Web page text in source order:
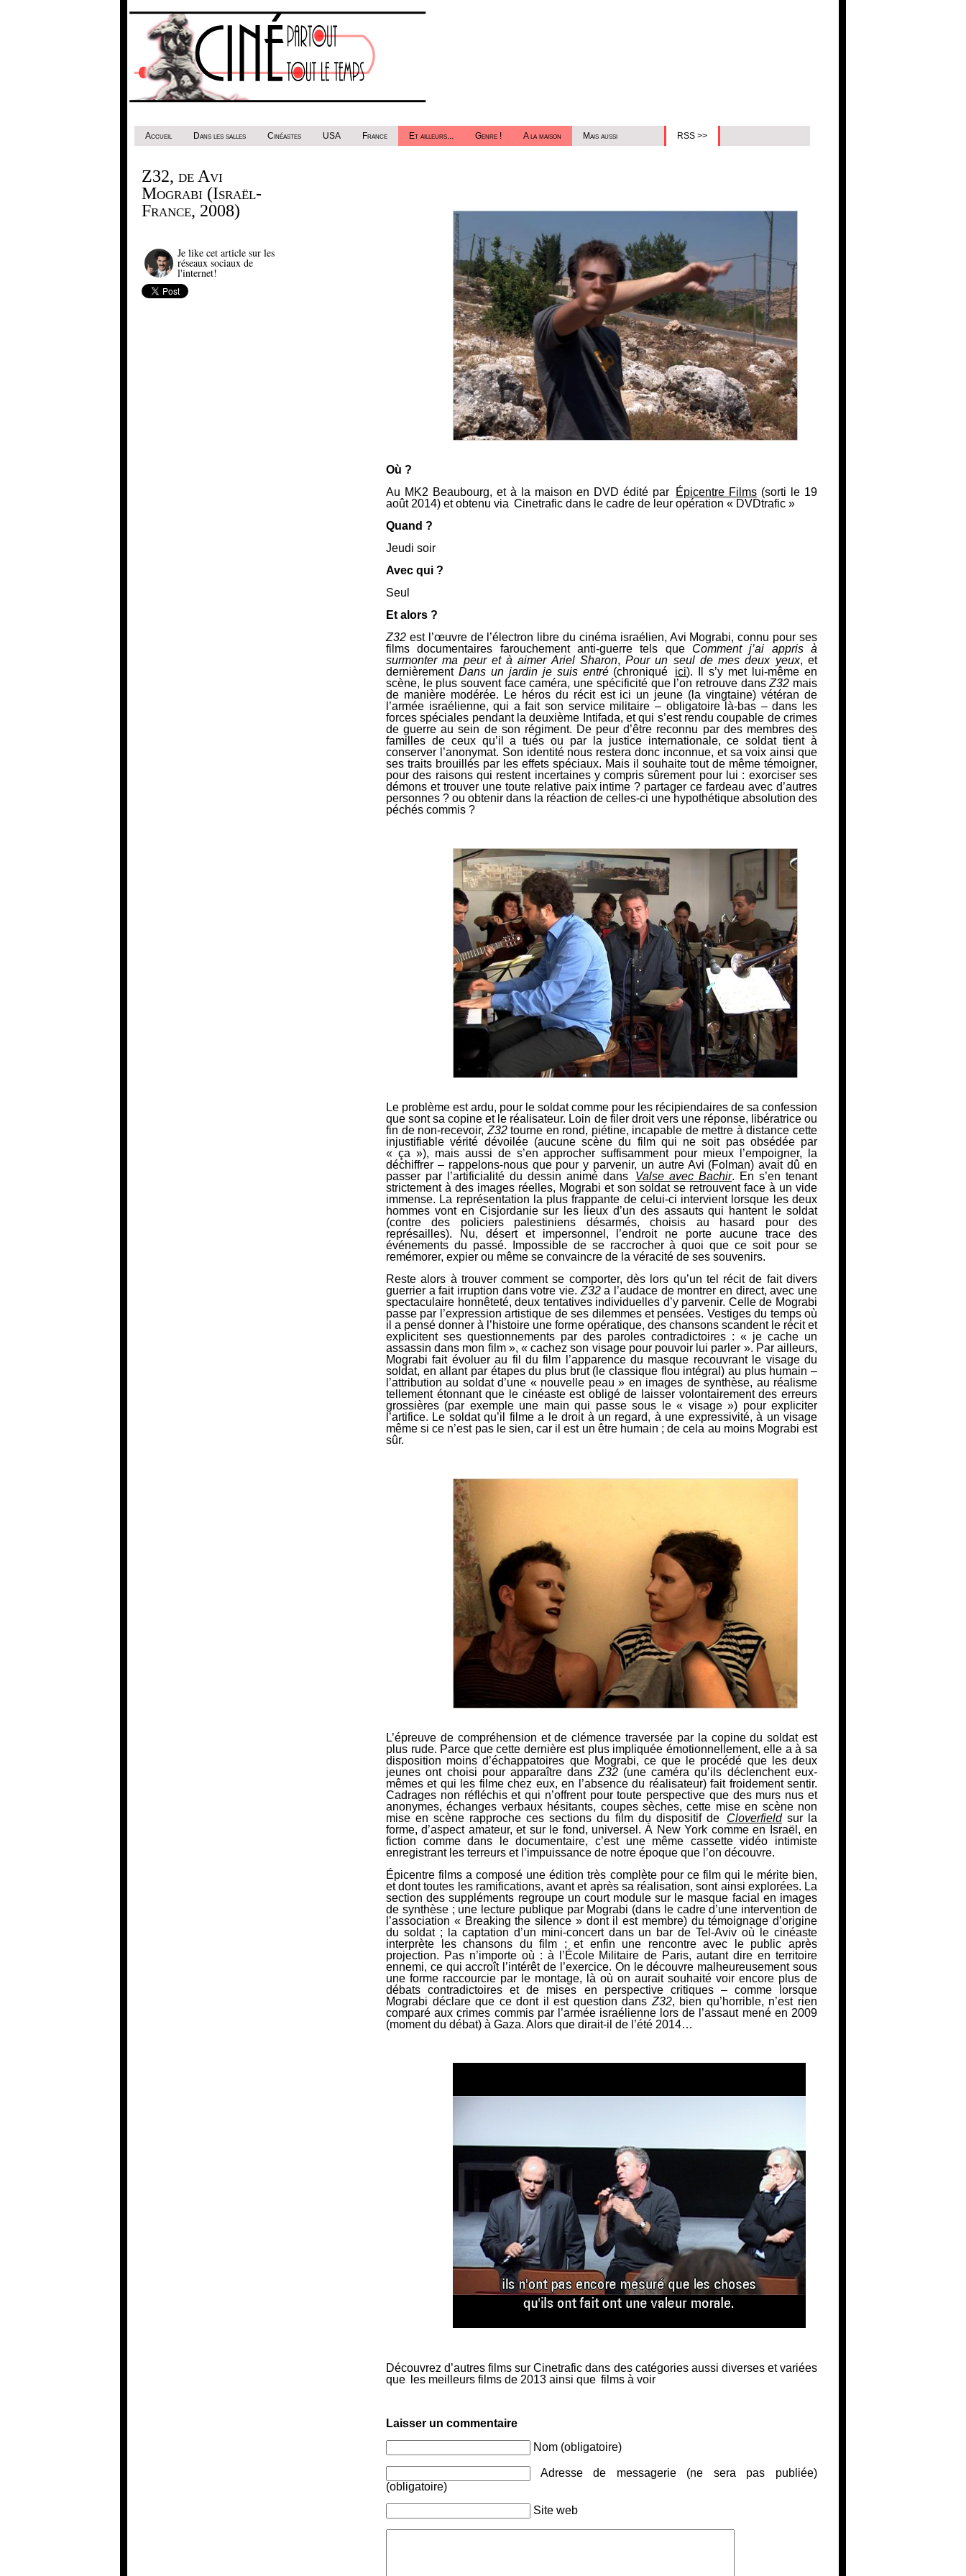
Accueil Dans les salles Cinéastes USA France Et ailleurs... Genre ! A la maison Mais aussi RSS >>
Z32, de Avi
Mograbi (Israël-
France, 2008)
Je like cet article sur les
réseaux sociaux de
l'internet!
Où ?
Au MK2 Beaubourg, et à la maison en DVD édité par
Épicentre Films (sorti le 19
août 2014) et obtenu via Cinetrafic dans le cadre de leur opération « DVDtrafic »
Quand ?
Jeudi soir
Avec qui ?
Seul
Et alors ?
Z32 est l’œuvre de l’électron libre du cinéma israélien, Avi Mograbi, connu pour ses
films documentaires farouchement anti-guerre tels que Comment j’ai appris à
surmonter ma peur et à aimer Ariel Sharon,Pour un seul de mes deux yeux, et
dernièrement Dans un jardin je suis entré(chroniqué ici). Il s’y met lui-même en
scène, le plus souvent face caméra, une spécificité que l’on retrouve dansZ32 mais
de manière modérée. Le héros du récit est ici un jeune (la vingtaine) vétéran de
l’armée israélienne, qui a fait son service militaire – obligatoire là-bas – dans les
forces spéciales pendant la deuxième Intifada, et qui s’est rendu coupable de crimes
de guerre au sein de son régiment. De peur d’être reconnu par des membres des
familles de ceux qu’il a tués ou par la justice internationale, ce soldat tient à
conserver l’anonymat. Son identité nous restera donc inconnue, et sa voix ainsi que
ses traits brouillés par les effets spéciaux. Mais il souhaite tout de même témoigner,
pour des raisons qui restent incertaines y compris sûrement pour lui : exorciser ses
démons et trouver une toute relative paix intime ? partager ce fardeau avec d’autres
personnes ? ou obtenir dans la réaction de celles-ci une hypothétique absolution des
péchés commis ?
Le problème est ardu, pour le soldat comme pour les récipiendaires de sa confession
que sont sa copine et le réalisateur. Loin de filer droit vers une réponse, libératrice ou
fin de non-recevoir, Z32tourne en rond, piétine, incapable de mettre à distance cette
injustifiable vérité dévoilée (aucune scène du film qui ne soit pas obsédée par
« ça »), mais aussi de s’en approcher suffisamment pour mieux l’empoigner, la
déchiffrer – rappelons-nous que pour y parvenir, un autre Avi (Folman) avait dû en
passer par l’artificialité du dessin animé dans
Valse avec Bachir. En s’en tenant
strictement à des images réelles, Mograbi et son soldat se retrouvent face à un vide
immense. La représentation la plus frappante de celui-ci intervient lorsque les deux
hommes vont en Cisjordanie sur les lieux d’un des assauts qui hantent le soldat
(contre des policiers palestiniens désarmés, choisis au hasard pour des
représailles). Nu, désert et impersonnel, l’endroit ne porte aucune trace des
événements du passé. Impossible de se raccrocher à quoi que ce soit pour se
remémorer, expier ou même se convaincre de la véracité de ses souvenirs.
Reste alors à trouver comment se comporter, dès lors qu’un tel récit de fait divers
guerrier a fait irruption dans votre vie. Z32a l’audace de montrer en direct, avec une
spectaculaire honnêteté, deux tentatives individuelles d’y parvenir. Celle de Mograbi
passe par l’expression artistique de ses dilemmes et pensées. Vestiges du temps où
il a pensé donner à l’histoire une forme opératique, des chansons scandent le récit et
explicitent ses questionnements par des paroles contradictoires : « je cache un
assassin dans mon film »,« cachez son visage pour pouvoir lui parler ». Par ailleurs,
Mograbi fait évoluer au fil du film l’apparence du masque recouvrant le visage du
soldat, en allant par étapes du plus brut (le classique flou intégral) au plus humain –
l’attribution au soldat d’une « nouvelle peau » en images de synthèse, au réalisme
tellement étonnant que le cinéaste est obligé de laisser volontairement des erreurs
grossières (par exemple une main qui passe sous le « visage ») pour expliciter
l’artifice. Le soldat qu’il filme a le droit à un regard, à une expressivité, à un visage
même si ce n’est pas le sien, car il est un être humain ; de cela au moins Mograbi est
sûr.
L’épreuve de compréhension et de clémence traversée par la copine du soldat est
plus rude. Parce que cette dernière est plus impliquée émotionnellement, elle a à sa
disposition moins d’échappatoires que Mograbi, ce que le procédé que les deux
jeunes ont choisi pour apparaître dans Z32(une caméra qu’ils déclenchent eux-
mêmes et qui les filme chez eux, en l’absence du réalisateur) fait froidement sentir.
Cadrages non réfléchis et qui n’offrent pour toute perspective que des murs nus et
anonymes, échanges verbaux hésitants, coupes sèches, cette mise en scène non
mise en scène rapproche ces sections du film du dispositif de
Cloverfieldsur la
forme, d’aspect amateur, et sur le fond, universel. À New York comme en Israël, en
fiction comme dans le documentaire, c’est une même cassette vidéo intimiste
enregistrant les terreurs et l’impuissance de notre époque que l’on découvre.
Épicentre films a composé une édition très complète pour ce film qui le mérite bien,
et dont toutes les ramifications, avant et après sa réalisation, sont ainsi explorées. La
section des suppléments regroupe un court module sur le masque facial en images
de synthèse ; une lecture publique par Mograbi (dans le cadre d’une intervention de
l’association « Breaking the silence » dont il est membre) du témoignage d’origine
du soldat ; la captation d’un mini-concert dans un bar de Tel-Aviv où le cinéaste
interprète les chansons du film ; et enfin une rencontre avec le public après
projection. Pas n’importe où : à l’École Militaire de Paris, autant dire en territoire
ennemi, ce qui accroît l’intérêt de l’exercice. On le découvre malheureusement sous
une forme raccourcie par le montage, là où on aurait souhaité voir encore plus de
débats contradictoires et de mises en perspective critiques – comme lorsque
Mograbi déclare que ce dont il est question dans Z32, bien qu’horrible, n’est rien
comparé aux crimes commis par l’armée israélienne lors de l’assaut mené en 2009
(moment du débat) à Gaza. Alors que dirait-il de l’été 2014…
Découvrez d’autres films sur Cinetrafic dans des catégories aussi diverses et variées
que
les meilleurs films de 2013 ainsi que films à voir
Laisser un commentaire
Nom (obligatoire)
Adresse de messagerie (ne sera pas publiée)
(obligatoire)
Site web